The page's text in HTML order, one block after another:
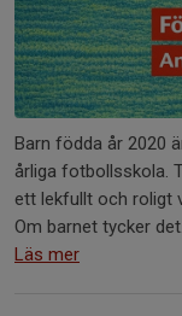
Barn födda år 2020
årliga fotbollsskola.
ett lekfullt och roligt
Om barnet tycker
Läs mer